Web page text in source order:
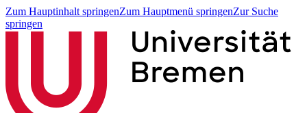
Zum Hauptinhalt springenZum Hauptmenü springenZur Suche
springen